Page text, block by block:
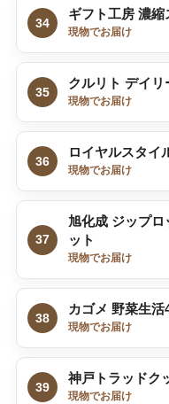
34
ギフト工房 濃縮
現物でお届け
35
クルリト デイリ
現物でお届け
36
ロイヤルスタイ
現物でお届け
37
旭化成 ジップロ
ット
現物でお届け
38
カゴメ 野菜生活
現物でお届け
39
神戸トラッドク
現物でお届け